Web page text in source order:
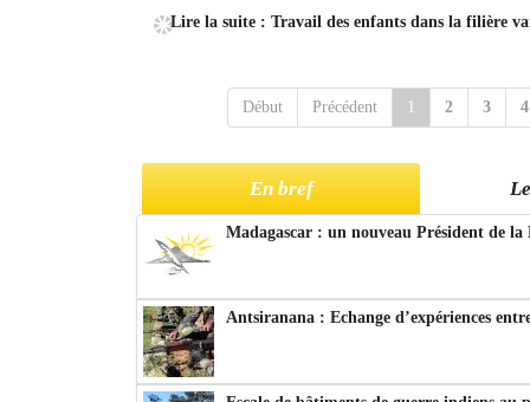
Lire la suite : Travail des enfants dans la filière
Début Précédent 1 2 3 4
En bref
Madagascar : un nouveau Président de
Antsiranana : Echange d’expériences